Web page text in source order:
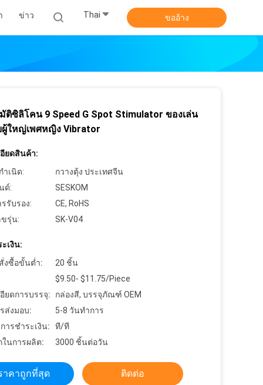
ข่าว Thai ขออ้าง
ติซิลิโคน 9 Speed ​​G Spot Stimulator ของเล่น
ใหญ่เพศหญิง Vibrator
ยดสินค้า:
ำเนิด:
กวางตุ้ง ประเทศจีน
ด์:
SESKOM
รับรอง:
CE, RoHS
ขรุ่น:
SK-V04
เงิน:
งซื้อขั้นต่ำ:
20 ชิ้น
$9.50- $11.75/Piece
ยดการบรรจุ:
กล่องสี, บรรจุภัณฑ์ OEM
ส่งมอบ:
5-8 วันทำการ
ารชำระเงิน:
ที/ที
ในการผลิต:
3000 ชิ้นต่อวัน
าคาถูกที่สุด ติดต่อ